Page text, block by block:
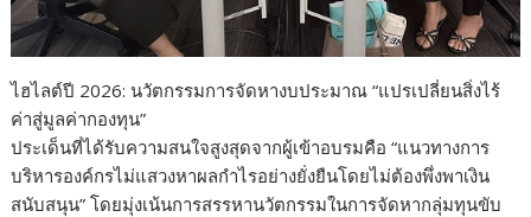
ไฮไลต์ปี 2026: นวัตกรรมการจัดหางบประมาณ “แปรเปลี่ยนสิ่งไร้
ค่าสู่มูลค่ากองทุน”
ประเด็นที่ได้รับความสนใจสูงสุดจากผู้เข้าอบรมคือ “แนวทางการ
บริหารองค์กรไม่แสวงหาผลกำไรอย่างยั่งยืนโดยไม่ต้องพึ่งพาเงิน
สนับสนุน” โดยมุ่งเน้นการสรรหานวัตกรรมในการจัดหากลุ่มทุนขับ